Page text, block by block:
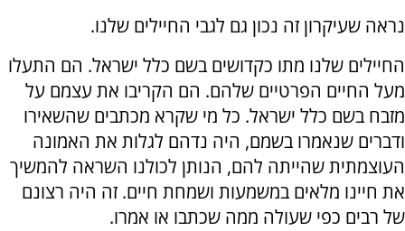
נראה שעיקרון זה נכון גם לגבי החיילים שלנו.
החיילים שלנו מתו כקדושים בשם כלל ישראל. הם התעלו
מעל החיים הפרטיים שלהם. הם הקריבו את עצמם על
מזבח בשם כלל ישראל. כל מי שקרא מכתבים שהשאירו
ודברים שנאמרו בשמם, היה נדהם לגלות את האמונה
העוצמתית שהייתה להם, הנותן לכולנו השראה להמשיך
את חיינו מלאים במשמעות ושמחת חיים. זה היה רצונם
של רבים כפי שעולה ממה שכתבו או אמרו.